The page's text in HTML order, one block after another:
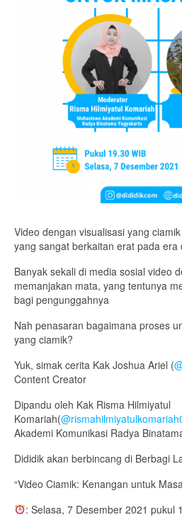
Video dengan visualisasi yang
yang sangat berkaitan erat pada era
Banyak sekali di media sosial video
memanjakan mata, yang tentunya
bagi pengunggahnya
Nah penasaran bagaimana proses
yang ciamik?
Yuk, simak cerita Kak Joshua Ariel (
Content Creator
Dipandu oleh Kak Risma Hilmiyatul
Komariah(
Akademi Komunikasi Radya
Dididik akan berbincang di Berbagi
“Video Ciamik: Kenangan untuk
: Selasa, 7 Desember 2021 pukul